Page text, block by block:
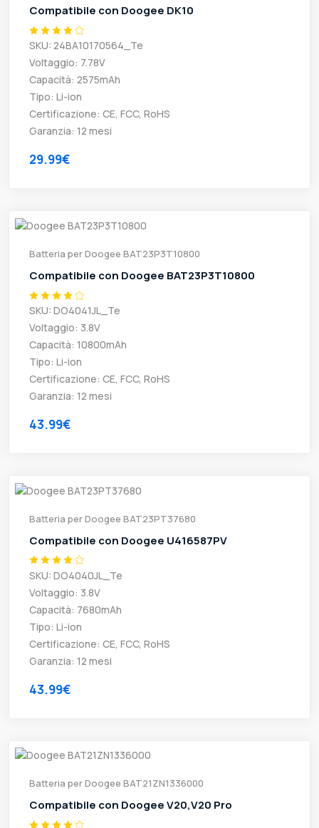
Compatibile con Doogee DK10
SKU: 24BA10170564_Te
Voltaggio: 7.78V
Capacità: 2575mAh
Tipo: Li-ion
Certificazione: CE, FCC, RoHS
Garanzia: 12 mesi
29.99€
Batteria per Doogee BAT23P3T10800
Compatibile con Doogee BAT23P3T10800
SKU: DO4041JL_Te
Voltaggio: 3.8V
Capacità: 10800mAh
Tipo: Li-ion
Certificazione: CE, FCC, RoHS
Garanzia: 12 mesi
43.99€
Batteria per Doogee BAT23PT37680
Compatibile con Doogee U416587PV
SKU: DO4040JL_Te
Voltaggio: 3.8V
Capacità: 7680mAh
Tipo: Li-ion
Certificazione: CE, FCC, RoHS
Garanzia: 12 mesi
43.99€
Batteria per Doogee BAT21ZN1336000
Compatibile con Doogee V20,V20 Pro